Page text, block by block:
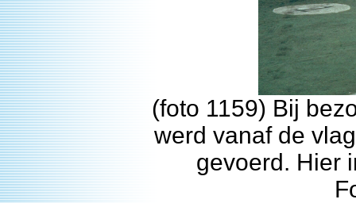
(foto 1159) Bij
werd vanaf de
gevoerd. Hier